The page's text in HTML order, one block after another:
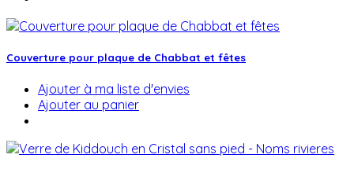
Couverture pour plaque de Chabbat et fêtes
Ajouter à ma liste d'envies
Ajouter au panier